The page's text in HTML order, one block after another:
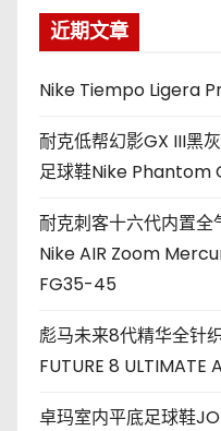
近期文章
Nike Tiempo Ligera
耐克低帮幻影GX III黑
足球鞋Nike Phantom
耐克刺客十六代内置
Nike AIR Zoom
FG35-45
彪马未来8代精华全针
FUTURE 8
卓玛室内平底足球鞋